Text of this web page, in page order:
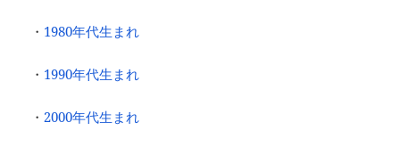
・ 1980年代生まれ
・ 1990年代生まれ
・ 2000年代生まれ